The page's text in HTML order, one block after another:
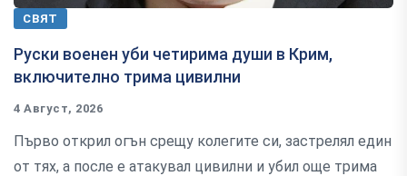
СВЯТ
Руски военен уби четирима души в Крим,
включително трима цивилни
4 Август, 2026
Първо открил огън срещу колегите си, застрелял един
от тях, а после е атакувал цивилни и убил още трима